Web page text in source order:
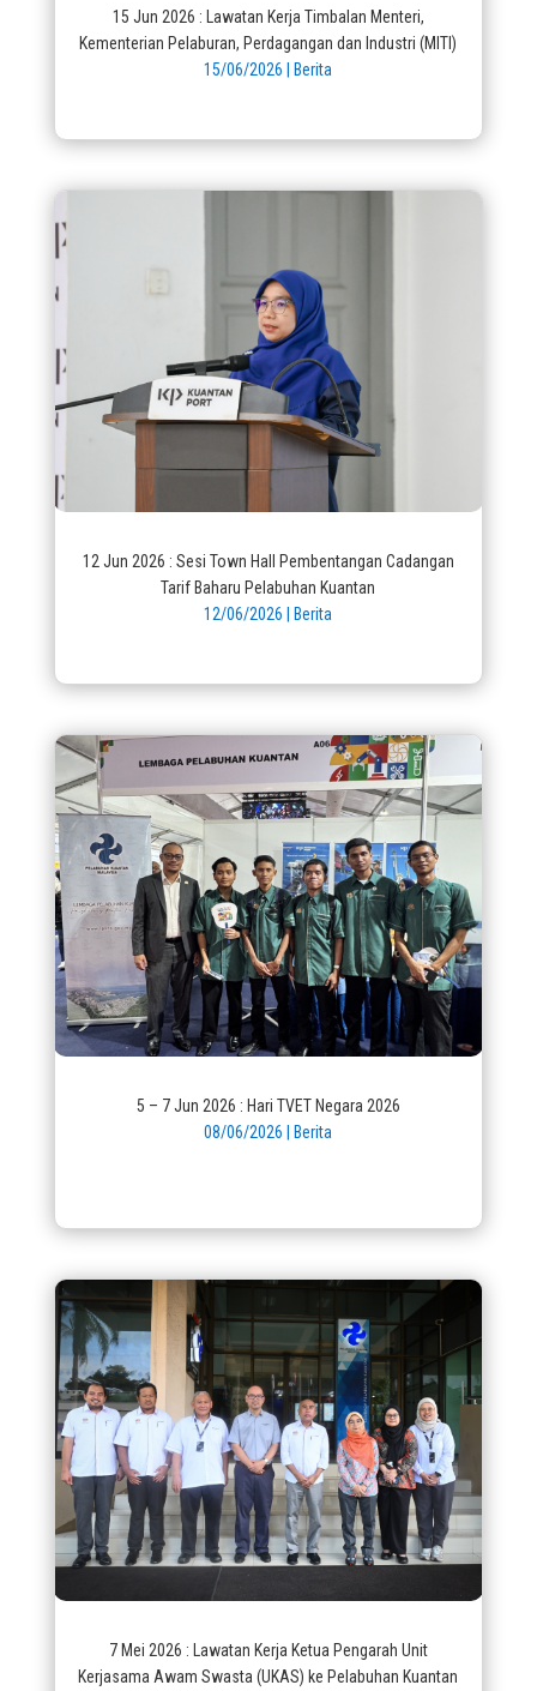
15 Jun 2026 : Lawatan Kerja Timbalan Menteri,
Kementerian Pelaburan, Perdagangan dan Industri (MITI)
15/06/2026
Berita
12 Jun 2026 : Sesi Town Hall Pembentangan Cadangan
Tarif Baharu Pelabuhan Kuantan
12/06/2026
Berita
5 – 7 Jun 2026 : Hari TVET Negara 2026
08/06/2026
Berita
7 Mei 2026 : Lawatan Kerja Ketua Pengarah Unit
Kerjasama Awam Swasta (UKAS) ke Pelabuhan Kuantan